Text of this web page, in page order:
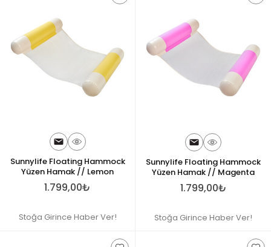
Sunnylife Floating Hammock
Yüzen Hamak // Lemon
1.799,00₺
Stoğa Girince Haber Ver!
Sunnylife Floating Hammock
Yüzen Hamak // Magenta
1.799,00₺
Stoğa Girince Haber Ver!